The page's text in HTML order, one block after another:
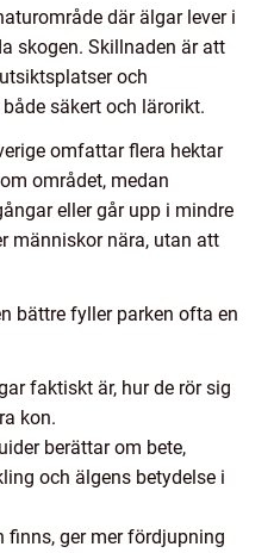
där älgar lever i
skogen. Skillnaden är att
och
säkert och lärorikt.
omfattar flera hektar
området, medan
eller går upp i mindre
människor nära, utan att
bättre fyller parken ofta en
faktiskt är, hur de rör sig
kon.
berättar om bete,
och älgens betydelse i
finns, ger mer fördjupning